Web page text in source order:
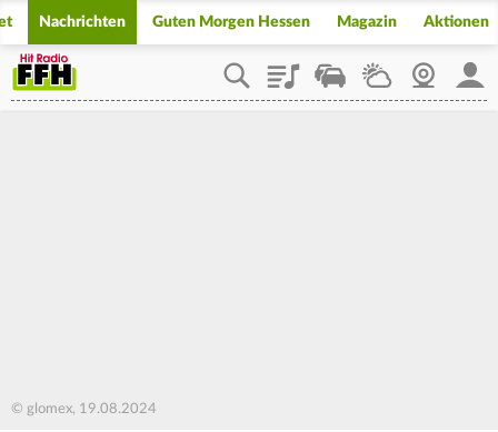
Nachrichten Guten Morgen Hessen Magazin Aktionen
PlaylistStaupilotWetterWebcam
© glomex, 19.08.2024